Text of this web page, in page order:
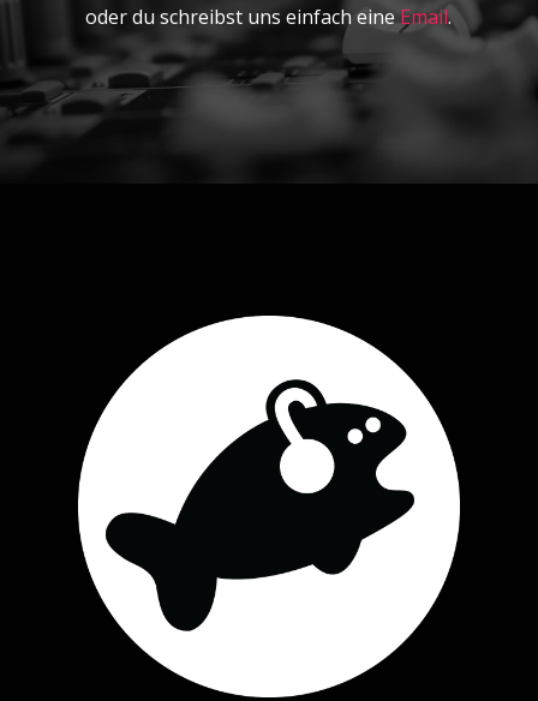
oder du schreibst uns einfach eine Email.